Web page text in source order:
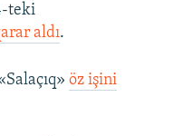
teki
aldı.
öz işini